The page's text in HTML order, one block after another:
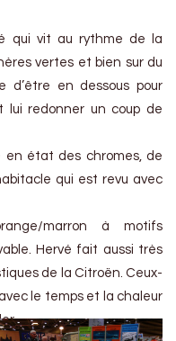
qui vit au rythme de la
vertes et bien sur du
d’être en dessous pour
lui redonner un coup de
en état des chromes, de
qui est revu avec
marron à motifs
Hervé fait aussi très
de la Citroën. Ceux-
le temps et la chaleur